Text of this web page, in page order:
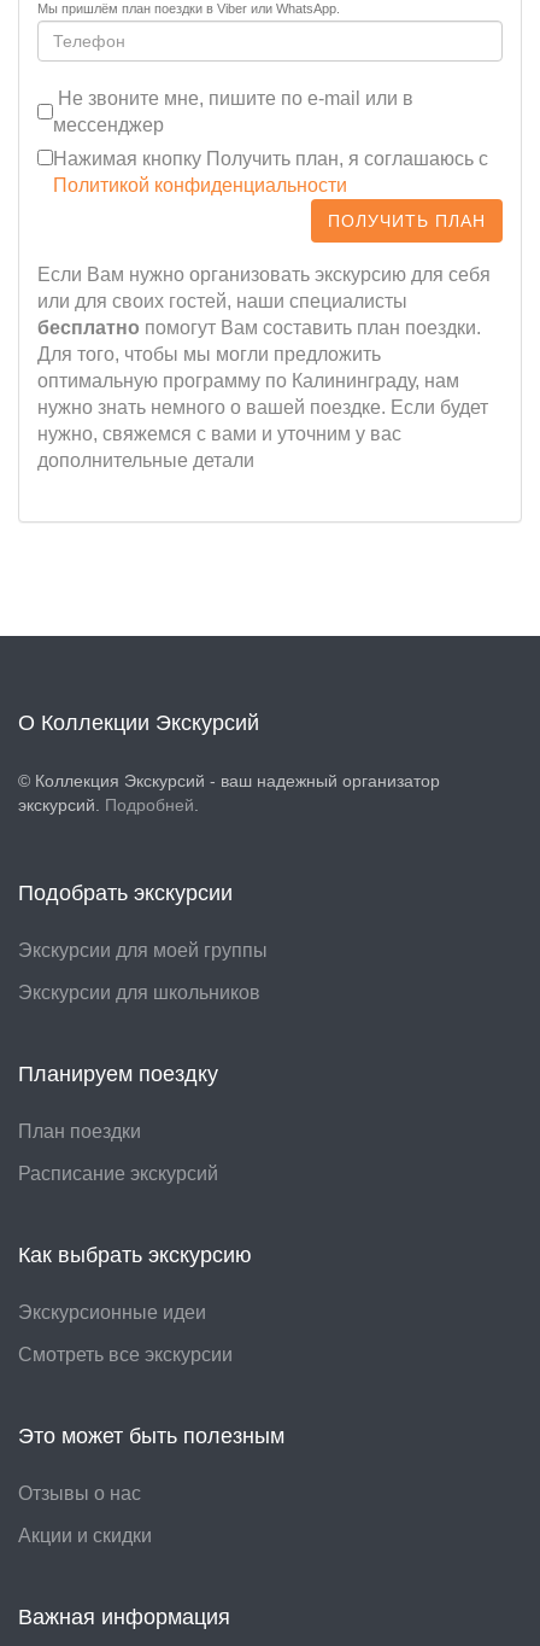
Мы пришлём план поездки в Viber или WhatsApp.
Не звоните мне, пишите по e-mail или в
мессенджер
Нажимая кнопку Получить план, я соглашаюсь с
Политикой конфиденциальности
ПОЛУЧИТЬ ПЛАН
Если Вам нужно организовать экскурсию для себя
или для своих гостей, наши специалисты
бесплатно помогут Вам составить план поездки.
Для того, чтобы мы могли предложить
оптимальную программу по Калининграду, нам
нужно знать немного о вашей поездке. Если будет
нужно, свяжемся с вами и уточним у вас
дополнительные детали
О Коллекции Экскурсий
© Коллекция Экскурсий - ваш надежный организатор
экскурсий. Подробней
Подобрать экскурсии
Экскурсии для моей группы
Экскурсии для школьников
Планируем поездку
План поездки
Расписание экскурсий
Как выбрать экскурсию
Экскурсионные идеи
Смотреть все экскурсии
Это может быть полезным
Отзывы о нас
Акции и скидки
Важная информация